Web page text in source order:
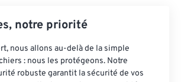
notre priorité
nous allons au-delà de la simple
: nous les protégeons. Notre
robuste garantit la sécurité de vos